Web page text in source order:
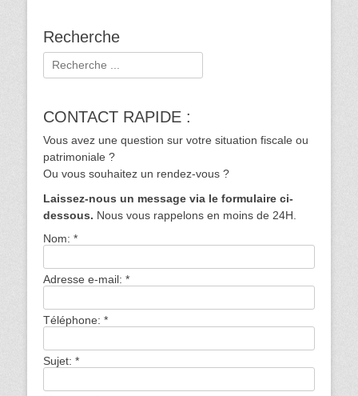
Recherche
Rechercher :
CONTACT RAPIDE :
Vous avez une question sur votre situation fiscale ou
patrimoniale ?
Ou vous souhaitez un rendez-vous ?
Laissez-nous un message via le formulaire ci-
dessous. Nous vous rappelons en moins de 24H.
Nom: *
Adresse e-mail: *
Téléphone: *
Sujet: *